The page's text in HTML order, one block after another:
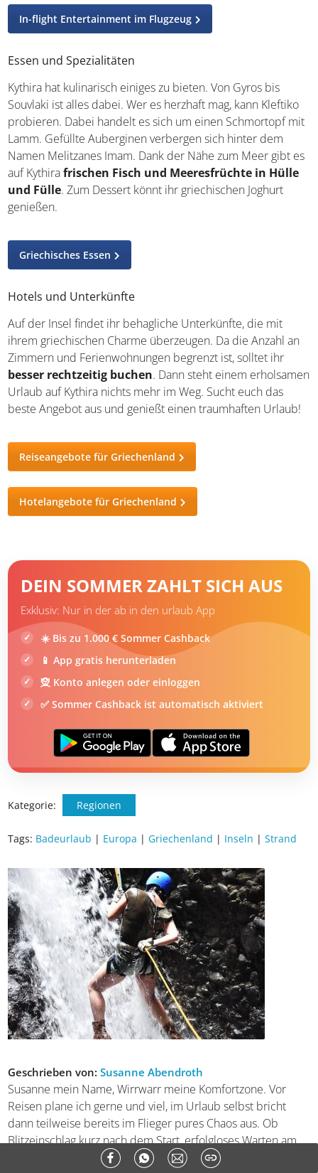
In-flight Entertainment im Flugzeug
Essen und Spezialitäten
Kythira hat kulinarisch einiges zu bieten. Von Gyros bis
Souvlaki ist alles dabei. Wer es herzhaft mag, kann Kleftiko
probieren. Dabei handelt es sich um einen Schmortopf mit
Lamm. Gefüllte Auberginen verbergen sich hinter dem
Namen Melitzanes Imam. Dank der Nähe zum Meer gibt es
auf Kythirafrischen Fisch und Meeresfrüchte in Hülle
und Fülle. Zum Dessert könnt ihr griechischen Joghurt
genießen.
Griechisches Essen
Hotels und Unterkünfte
Auf der Insel findet ihr behagliche Unterkünfte, die mit
ihrem griechischen Charme überzeugen. Da die Anzahl an
Zimmern und Ferienwohnungen begrenzt ist, solltet ihr
besser rechtzeitig buchen. Dann steht einem erholsamen
Urlaub auf Kythira nichts mehr im Weg. Sucht euch das
beste Angebot aus und genießt einen traumhaften Urlaub!
Reiseangebote für Griechenland
Hotelangebote für Griechenland
DEIN SOMMER ZAHLT SICH AUS
Exklusiv: Nur in der ab in den urlaub App
☀️ Bis zu 1.000 € Sommer Cashback
📱 App gratis herunterladen
🧝 Konto anlegen oder einloggen
✅ Sommer Cashback ist automatisch aktiviert
Kategorie: Regionen
Tags: Badeurlaub | Europa | Griechenland | Inseln |Strand
Geschrieben von:Susanne Abendroth
Susanne mein Name, Wirrwarr meine Komfortzone. Vor
Reisen plane ich gerne und viel, im Urlaub selbst bricht
dann teilweise bereits im Flieger pures Chaos aus. Ob
Blitzeinschlag kurz nach dem Start, erfolgloses Warten am
falschen Koffer-Karussell oder Blubber-Ballett beim